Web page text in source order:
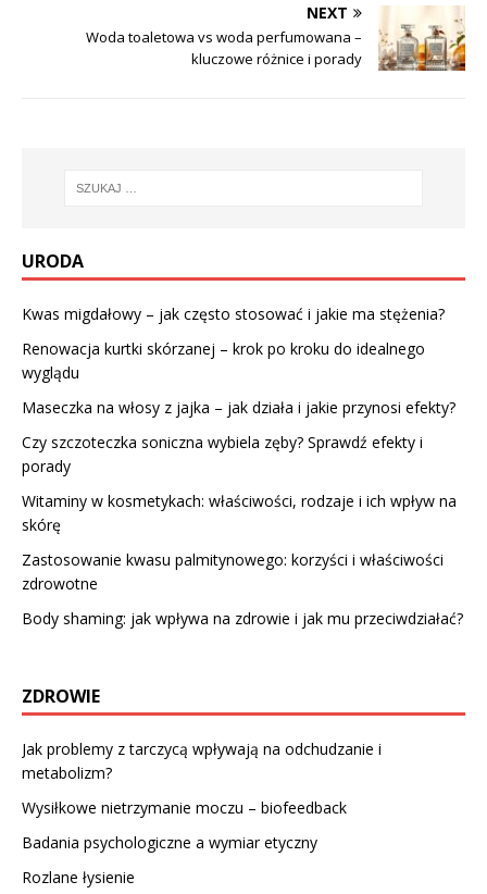
NEXT
Woda toaletowa vs woda perfumowana –
kluczowe różnice i porady
URODA
Kwas migdałowy – jak często stosować i jakie ma stężenia?
Renowacja kurtki skórzanej – krok po kroku do idealnego
wyglądu
Maseczka na włosy z jajka – jak działa i jakie przynosi efekty?
Czy szczoteczka soniczna wybiela zęby? Sprawdź efekty i
porady
Witaminy w kosmetykach: właściwości, rodzaje i ich wpływ na
skórę
Zastosowanie kwasu palmitynowego: korzyści i właściwości
zdrowotne
Body shaming: jak wpływa na zdrowie i jak mu przeciwdziałać?
ZDROWIE
Jak problemy z tarczycą wpływają na odchudzanie i
metabolizm?
Wysiłkowe nietrzymanie moczu – biofeedback
Badania psychologiczne a wymiar etyczny
Rozlane łysienie